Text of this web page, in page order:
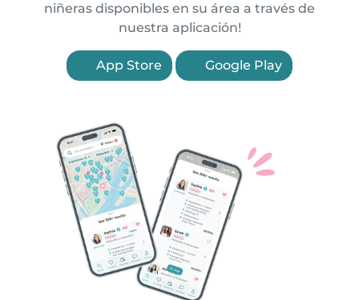
niñeras disponibles en su área a través de
nuestra aplicación!
App Store Google Play